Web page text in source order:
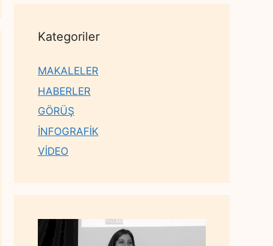
Kategoriler
MAKALELER
HABERLER
GÖRÜŞ
İNFOGRAFİK
VİDEO